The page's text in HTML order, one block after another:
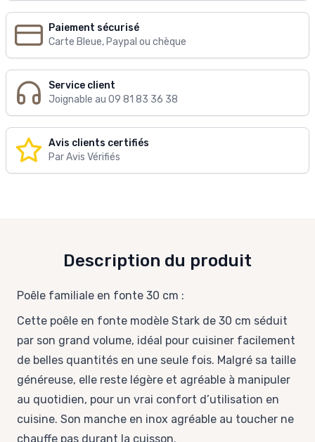
Paiement sécurisé
Carte Bleue, Paypal ou chèque
Service client
Joignable au 09 81 83 36 38
Avis clients certifiés
Par Avis Vérifiés
Description du produit
Poêle familiale en fonte 30 cm :
Cette poêle en fonte modèle Stark de 30 cm séduit
par son grand volume, idéal pour cuisiner facilement
de belles quantités en une seule fois. Malgré sa taille
généreuse, elle reste légère et agréable à manipuler
au quotidien, pour un vrai confort d’utilisation en
cuisine. Son manche en inox agréable au toucher ne
chauffe pas durant la cuisson.